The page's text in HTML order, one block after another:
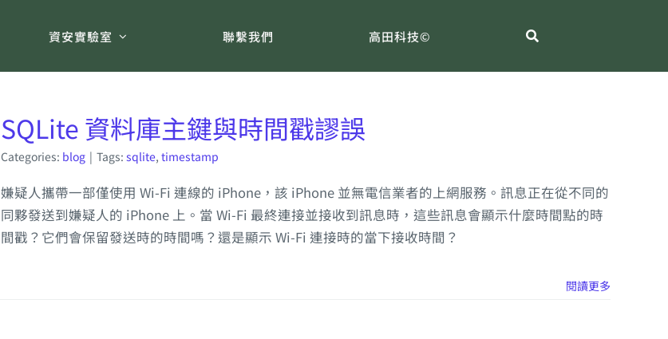
資安實驗室 聯繫我們 高田科技©
SQLite 資料庫主鍵與時間戳謬誤
Categories: blog | Tags: sqlite, timestamp
嫌疑人攜帶一部僅使用 Wi-Fi 連線的 iPhone，該 iPhone 並無電信業者的上網服務。訊息正在從不同的
同夥發送到嫌疑人的 iPhone 上。當 Wi-Fi 最終連接並接收到訊息時，這些訊息會顯示什麼時間點的時
間戳？它們會保留發送時的時間嗎？還是顯示 Wi-Fi 連接時的當下接收時間？
閱讀更多